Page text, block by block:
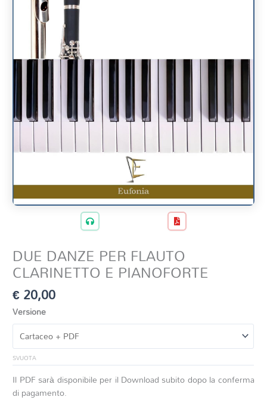
DUE DANZE PER FLAUTO
CLARINETTO E PIANOFORTE
€20,00
Versione
SVUOTA
Il PDF sarà disponibile per il Download subito dopo la conferma
di pagamento.